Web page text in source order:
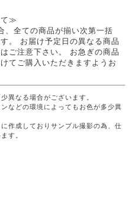
て≫
、全ての商品が揃い次第一括
。 お届け予定日の異なる商品
ご注意下さい。 お急ぎの商品
てご購入いただきますようお
異なる場合がございます。
などの環境によってもお色が多少異
作成しておりサンプル撮影の為、仕
す。